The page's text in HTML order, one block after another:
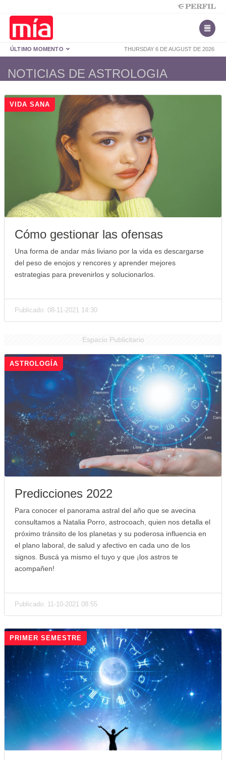
THURSDAY 6 DE AUGUST DE 2026
ÚLTIMO MOMENTO
NOTICIAS DE ASTROLOGIA
VIDA SANA
Cómo gestionar las ofensas
Una forma de andar más liviano por la vida es descargarse
del peso de enojos y rencores y aprender mejores
estrategias para prevenirlos y solucionarlos.
Publicado: 08-11-2021 14:30
Espacio Publicitario
ASTROLOGÍA
Predicciones 2022
Para conocer el panorama astral del año que se avecina
consultamos a Natalia Porro, astrocoach, quien nos detalla el
próximo tránsito de los planetas y su poderosa influencia en
el plano laboral, de salud y afectivo en cada uno de los
signos. Buscá ya mismo el tuyo y que ¡los astros te
acompañen!
Publicado: 11-10-2021 08:55
PRIMER SEMESTRE